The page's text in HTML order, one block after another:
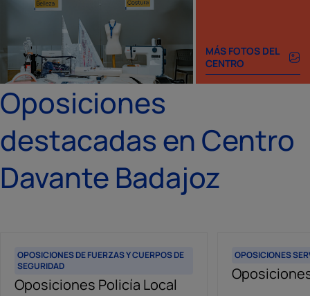
MÁS FOTOS DEL
CENTRO
Oposiciones
destacadas en Centro
Davante Badajoz
OPOSICIONES DE FUERZAS Y CUERPOS DE
SEGURIDAD
Oposiciones Policía Local
OPOSICIONES